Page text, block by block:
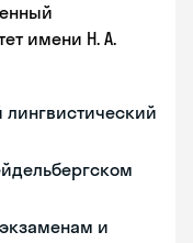
имени Н. А.
лингвистический
и